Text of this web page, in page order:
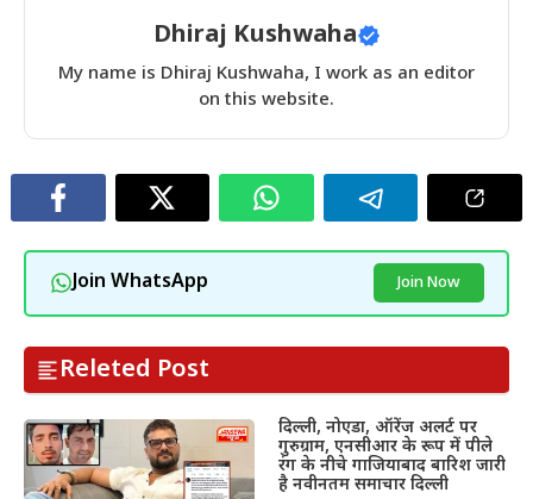
Dhiraj Kushwaha
My name is Dhiraj Kushwaha, I work as an editor
on this website.
Join WhatsApp Join Now
Releted Post
दिल्ली, नोएडा, ऑरेंज अलर्ट पर
गुरुग्राम, एनसीआर के रूप में पीले
रंग के नीचे गाजियाबाद बारिश जारी
है नवीनतम समाचार दिल्ली